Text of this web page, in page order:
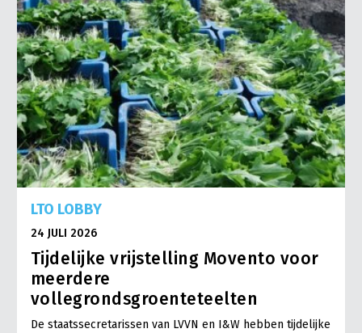
LTO LOBBY
24 JULI 2026
Tijdelijke vrijstelling Movento voor
meerdere
vollegrondsgroenteteelten
De staatssecretarissen van LVVN en I&W hebben tijdelijke